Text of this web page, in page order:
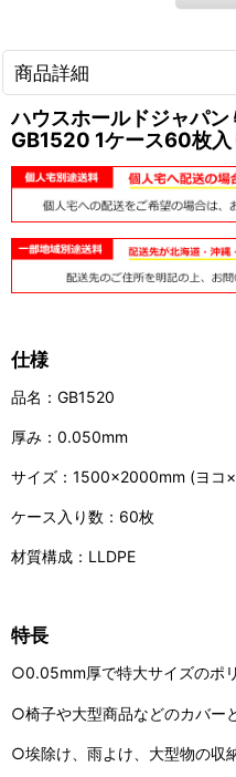
商品詳細
ハウスホールドジャパ
GB1520 1ケース60枚入
仕様
品名：GB1520
厚み：0.050mm
サイズ：1500×2000mm (ヨコ
ケース入り数：60枚
材質構成：LLDPE
特長
○0.05mm厚で特大サイズのポリ
○椅子や大型商品などのカバー
○埃除け、雨よけ、大型物の収